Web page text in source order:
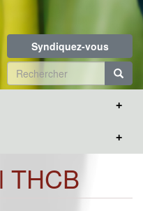
Syndiquez-vous
Formulaire
de
THCB